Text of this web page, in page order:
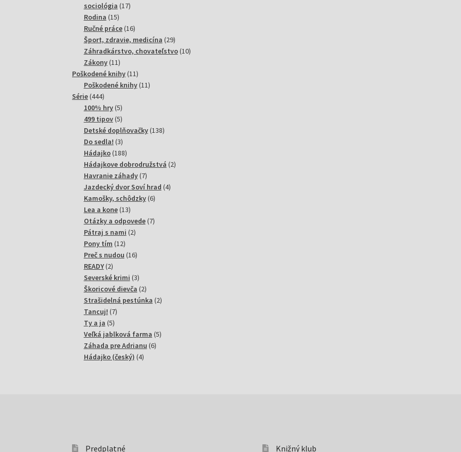
sociológia 1717
Rodina 1515
produktov
Ručné práce 1616
produktov
Šport, zdravie, medicína 2929
produktov
Záhradkárstvo, chovateľstvo 1010
Zákony 1111
produktov
Poškodené knihy 1111
produktov
Poškodené knihy 1111
Série 444444
produktov
100% hry 55
produktov
499 tipov 55
produktov
Detské doplňovačky 138138
Do sedla! 33
produkty
Hádajko 188188
produktov
Hádajkove dobrodružstvá 22
Havranie záhady 77
produktov
Jazdecký dvor Soví hrad 44
Kamošky, schôdzky 66
Lea a kone 1313
produktov
Otázky a odpovede 77
Pátraj s nami 22
Pony tím 1212
produktov
Preč s nudou 1616
READY 22
produkty
Severské krimi 33
produkty
Škoricové dievča 22
produkty
Strašidelná pestúnka 22
Tancuj! 77
Ty a ja 55
produktov
Veľká jablková farma 55
Záhada pre Adrianu 66
Hádajko (český) 44
Predplatné Knižný klub